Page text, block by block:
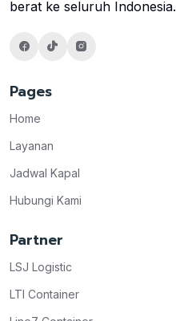
berat ke seluruh Indonesia.
Pages
Home
Layanan
Jadwal Kapal
Hubungi Kami
Partner
LSJ Logistic
LTI Container